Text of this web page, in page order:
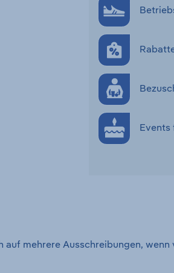
Events
mehrere Ausschreibungen,